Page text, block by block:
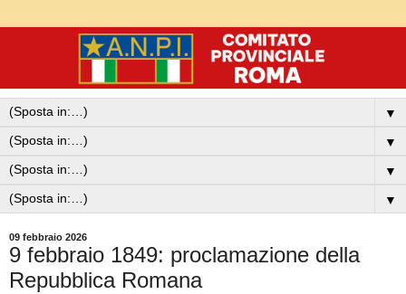
▼
▼
▼
▼
09 febbraio 2026
9 febbraio 1849: proclamazione della
Repubblica Romana